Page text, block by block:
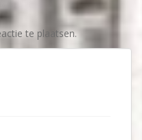
te plaatsen.